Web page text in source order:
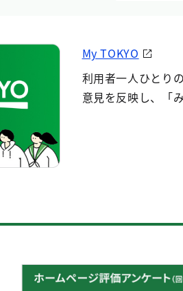
My TOKYO
利用者一人ひとり
意見を反映し、「